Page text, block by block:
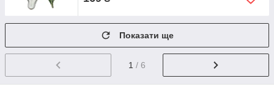
Показати ще
1 / 6